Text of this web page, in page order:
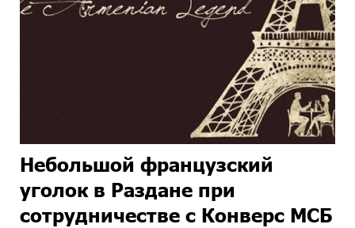
Небольшой французский
уголок в Раздане при
сотрудничестве с Конверс МСБ